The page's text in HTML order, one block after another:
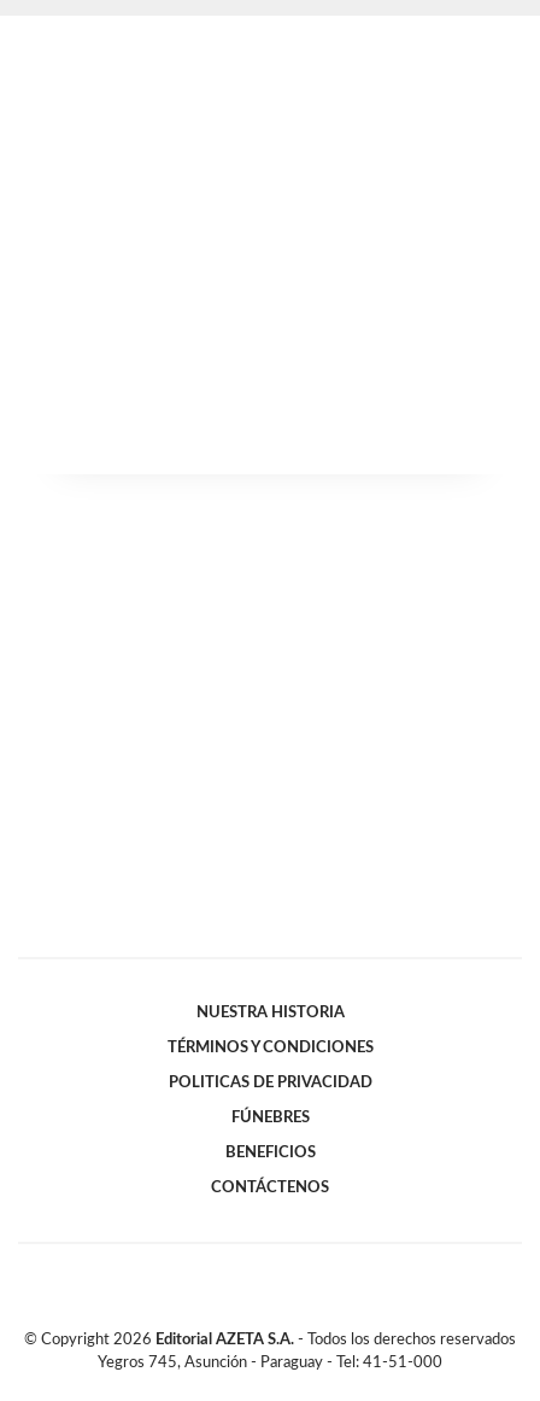
NUESTRA HISTORIA
TÉRMINOS Y CONDICIONES
POLITICAS DE PRIVACIDAD
FÚNEBRES
BENEFICIOS
CONTÁCTENOS
© Copyright 2026 Editorial AZETA S.A. - Todos los derechos reservados
Yegros 745, Asunción - Paraguay - Tel: 41-51-000